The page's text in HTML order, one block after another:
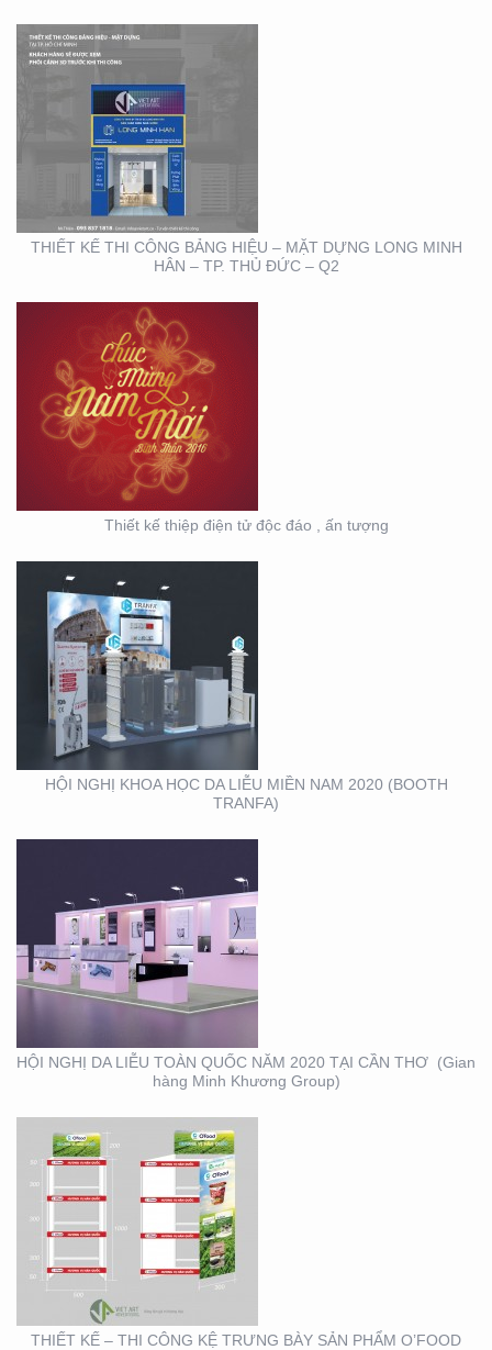
THIẾT KẾ THI CÔNG BẢNG HIỆU – MẶT DỰNG LONG MINH
HÂN – TP. THỦ ĐỨC – Q2
THIẾT KẾ THIỆP ĐIỆN
TỬ ĐỘC ĐÁO , ẤN
TƯỢNG
Thiết kế thiệp điện tử độc đáo , ấn tượng
HỘI NGHỊ KHOA HỌC
DA LIỄU MIỀN NAM 2020
(BOOTH TRANFA)
HỘI NGHỊ KHOA HỌC DA LIỄU MIỀN NAM 2020 (BOOTH
TRANFA)
HỘI NGHỊ DA LIỄU
TOÀN QUỐC NĂM 2020
TẠI CẦN THƠ (GIAN
HÀNG MINH KHƯƠNG
GROUP)
HỘI NGHỊ DA LIỄU TOÀN QUỐC NĂM 2020 TẠI CẦN THƠ (Gian
hàng Minh Khương Group)
THIẾT KẾ – THI CÔNG
KỆ TRƯNG BÀY SẢN
PHẨM O’FOOD
THIẾT KẾ – THI CÔNG KỆ TRƯNG BÀY SẢN PHẨM O’FOOD
THIẾT KẾ SẢN XUẤT
LỊCH TẾT KIM PHONG